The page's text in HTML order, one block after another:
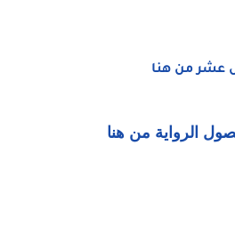
عشر من هنا
الرواية من هنا